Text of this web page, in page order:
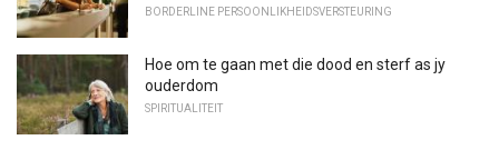
BORDERLINE PERSOONLIKHEIDSVERSTEURING
Hoe om te gaan met die dood en sterf as jy
ouderdom
SPIRITUALITEIT